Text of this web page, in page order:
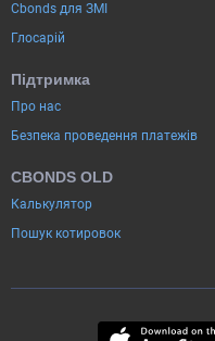
Cbonds для ЗМІ
Глосарій
Підтримка
Про нас
Безпека проведення платежів
CBONDS OLD
Калькулятор
Пошук котировок